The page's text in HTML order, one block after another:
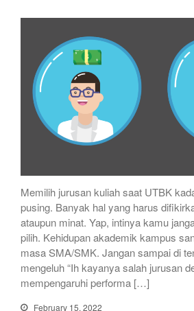
Memilih jurusan kuliah saat UTBK
pusing. Banyak hal yang harus
ataupun minat. Yap, intinya kamu
pilih. Kehidupan akademik kampus
masa SMA/SMK. Jangan sampai di
mengeluh “Ih kayanya salah jurusan
mempengaruhi performa […]
February 15, 2022